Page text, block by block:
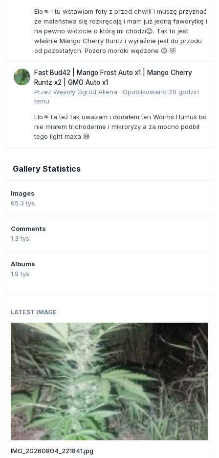
Elo👊 i tu wstawiam foty z przed chwili i muszę przyznać
że maleństwa się rozkręcają i mam już jedną faworytkę i
na pewno widzicie o którą mi chodzi😉. Tak to jest
właśnie Mango Cherry Runtz i wyraźnie jest do przodu
od pozostałych. Pozdro mordki wędzone 😉 🤣
Fast Bud42 | Mango Frost Auto x1 | Mango Cherry
Runtz x2 | GMO Auto x1
Przez Wesoły Ogród Aliena · Opublikowano 20 godzin
temu
Elo👊Ta też tak uwazam i dodałem ten Worms Humus bo
nie miałem trichoderme i mikroryzy a za mocno podbił
tego light maxa 😅
Gallery Statistics
Images
65.3 tys.
Comments
1.3 tys.
Albums
1.9 tys.
LATEST IMAGE
IMG_20260804_221841.jpg